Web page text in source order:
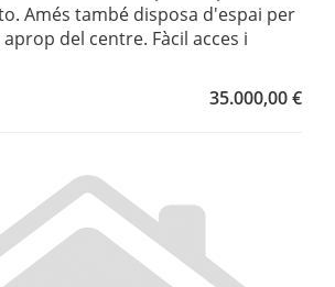
Amés també disposa d'espai per
del centre. Fàcil acces i
35.000,00 €